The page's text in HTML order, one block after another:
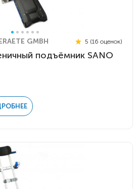
GMBH 5 (16 оценок)
подъёмник SANO